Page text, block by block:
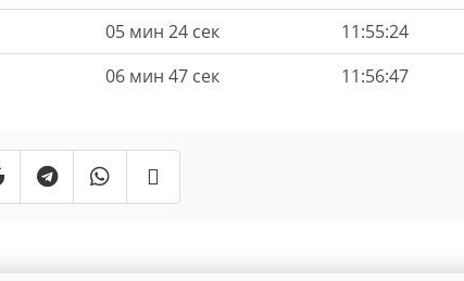
05 мин 24 сек
11:55:24
06 мин 47 сек 11:56:47